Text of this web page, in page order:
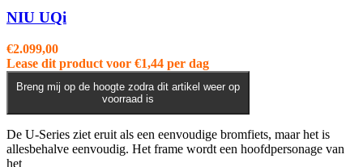
worden
op
de
productpagina
NIU UQi
€2.099,00
Lease dit product voor €1,44 per dag
Breng mij op de hoogte zodra dit artikel weer op
voorraad is
De U-Series ziet eruit als een eenvoudige bromfiets, maar het is
allesbehalve eenvoudig. Het frame wordt een hoofdpersonage van
het